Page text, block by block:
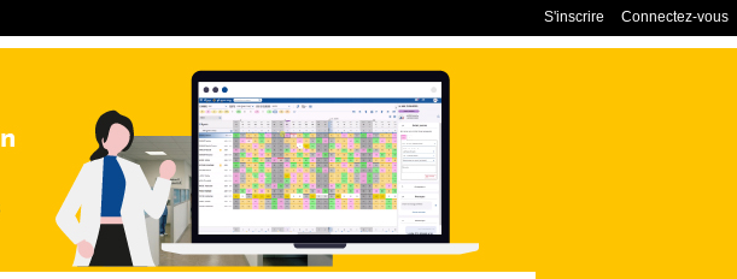
Connectez-vous
S'inscrire